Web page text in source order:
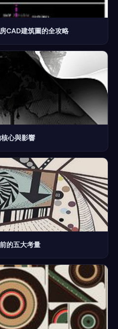
CAD建筑圖的全攻略
心與影響
的五大考量